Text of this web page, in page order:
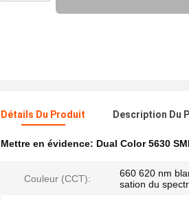
Détails Du Produit Description Du
Mettre en évidence: Dual Color 5630
Couleur (CCT):
660 620 nm
sation du